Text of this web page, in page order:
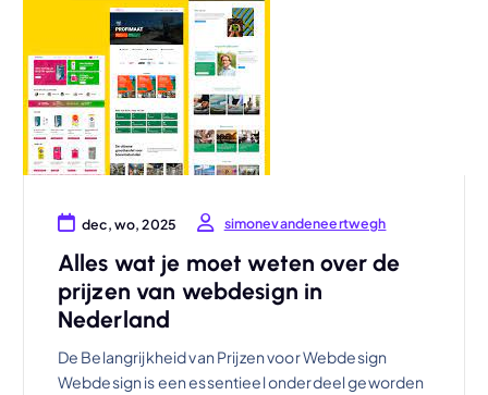
dec, wo, 2025 simonevandeneertwegh
Alles wat je moet weten over de
prijzen van webdesign in
Nederland
De Belangrijkheid van Prijzen voor Webdesign
Webdesign is een essentieel onderdeel geworden